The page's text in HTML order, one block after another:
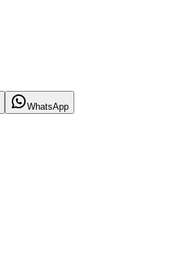
WhatsApp